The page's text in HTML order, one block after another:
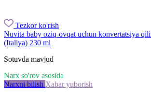
Tezkor ko'rish
Nuvita baby oziq-ovqat uchun konvertatsiya
(Italiya) 230 ml
Sotuvda mavjud
Narx so'rov asosida
Narxni bilish Xabar yuborish